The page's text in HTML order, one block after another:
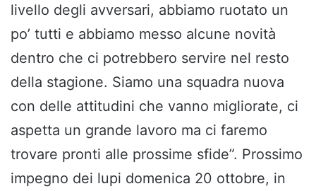
livello degli avversari, abbiamo ruotato un
po’ tutti e abbiamo messo alcune novità
dentro che ci potrebbero servire nel resto
della stagione. Siamo una squadra nuova
con delle attitudini che vanno migliorate, ci
aspetta un grande lavoro ma ci faremo
trovare pronti alle prossime sfide”. Prossimo
impegno dei lupi domenica 20 ottobre, in